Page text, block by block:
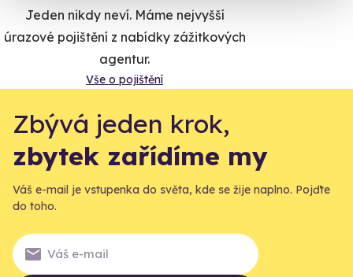
Jeden nikdy neví. Máme nejvyšší
úrazové pojištění z nabídky zážitkových
agentur.
Vše o pojištění
Zbývá jeden krok,
zbytek zařídíme my
Váš e-mail je vstupenka do světa, kde se žije naplno. Pojďte
do toho.